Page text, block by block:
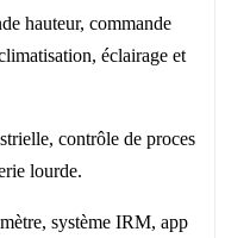
hauteur, commande
éclairage et
contrôle de proces
lourde.
système IRM, app